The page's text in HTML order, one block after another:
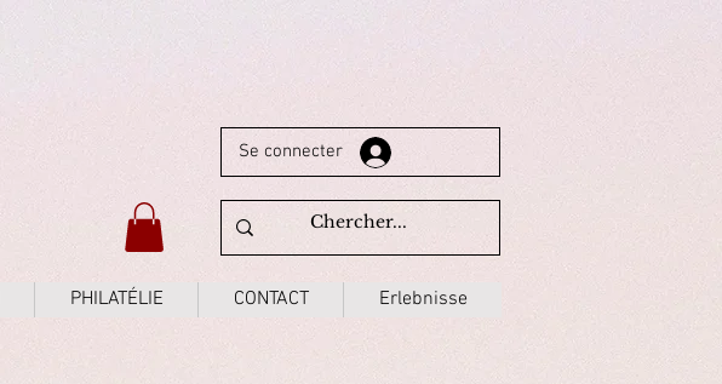
Se connecter
PHILATÉLIE CONTACT Erlebnisse